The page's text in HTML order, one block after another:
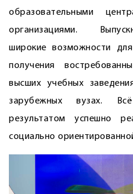
образовательными
организациями.
широкие возможности
получения
высших учебных
зарубежных вузах.
результатом успешно
социально